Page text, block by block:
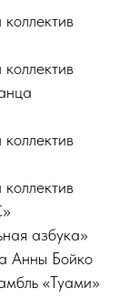
азбука»
Анны Бойко
«Туами»